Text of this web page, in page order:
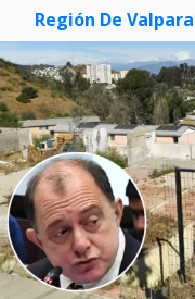
Región De